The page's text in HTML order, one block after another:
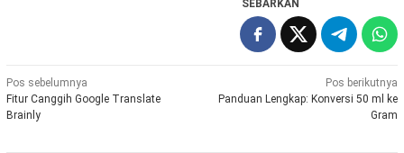
SEBARKAN
Navigasi
pos
Pos sebelumnya
Fitur Canggih Google Translate
Brainly
Pos berikutnya
Panduan Lengkap: Konversi 50 ml ke
Gram